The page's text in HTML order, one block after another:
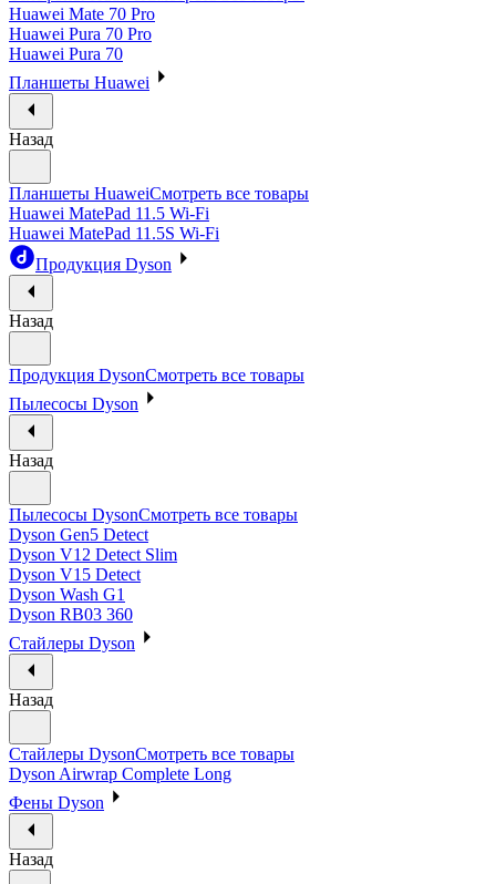
Huawei Mate 70 Pro
Huawei Pura 70 Pro
Huawei Pura 70
Планшеты Huawei
Назад
Планшеты HuaweiСмотреть все товары
Huawei MatePad 11.5 Wi-Fi
Huawei MatePad 11.5S Wi-Fi
Продукция Dyson
Назад
Продукция DysonСмотреть все товары
Пылесосы Dyson
Назад
Пылесосы DysonСмотреть все товары
Dyson Gen5 Detect
Dyson V12 Detect Slim
Dyson V15 Detect
Dyson Wash G1
Dyson RB03 360
Стайлеры Dyson
Назад
Стайлеры DysonСмотреть все товары
Dyson Airwrap Complete Long
Фены Dyson
Назад